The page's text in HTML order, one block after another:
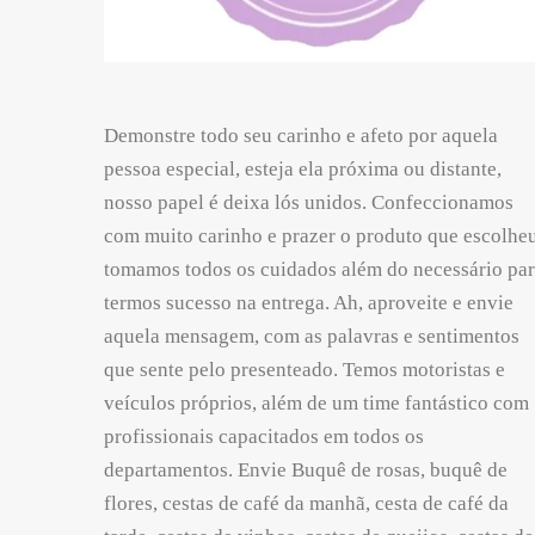
Demonstre todo seu carinho e afeto por aquela
pessoa especial, esteja ela próxima ou distante,
nosso papel é deixa lós unidos. Confeccionamos
com muito carinho e prazer o produto que
tomamos todos os cuidados além do necessário
termos sucesso na entrega. Ah, aproveite e envie
aquela mensagem, com as palavras e sentimentos
que sente pelo presenteado. Temos motoristas e
veículos próprios, além de um time fantástico com
profissionais capacitados em todos os
departamentos. Envie Buquê de rosas, buquê de
flores, cestas de café da manhã, cesta de café da